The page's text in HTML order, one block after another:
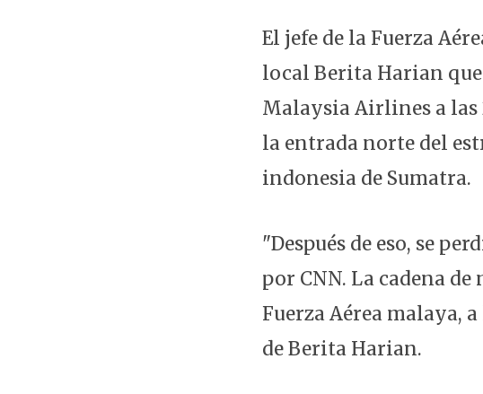
El jefe de la Fuerza
local Berita Harian
Malaysia Airlines a las
la entrada norte del
indonesia de Sumatra.
"Después de eso, se
por CNN. La cadena
Fuerza Aérea malaya,
de Berita Harian.